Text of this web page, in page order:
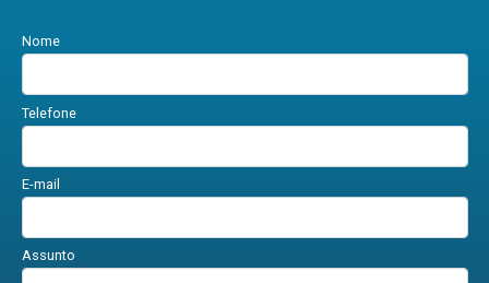
Nome
Telefone
E-mail
Assunto